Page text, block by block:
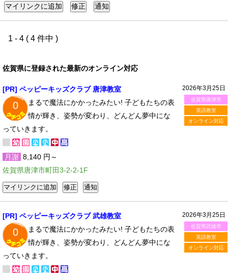
1 - 4 ( 4 件中 )
佐賀県に登録された最新のオンライン対応
2026年3月25日
佐賀県唐津市
英語教室
オンライン対応
[PR] ペッピーキッズクラブ 唐津教室
0
まるで魔法にかかったみたい! 子どもたちの表
情が輝き、姿勢が変わり、どんどん夢中にな
っていきます。
月謝 8,140 円～
佐賀県唐津市町田3-2-2-1F
2026年3月25日
佐賀県武雄市
英語教室
オンライン対応
[PR] ペッピーキッズクラブ 武雄教室
0
まるで魔法にかかったみたい! 子どもたちの表
情が輝き、姿勢が変わり、どんどん夢中にな
っていきます。